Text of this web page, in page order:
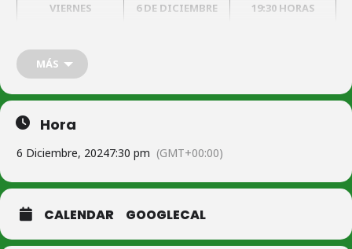
VIERNES
6 DE DICIEMBRE
19:30 HORAS
SÁBADO
DE 2024
VENTA A PARTIR DEL 11 DE NOVIEMBRE
EL CALZONAZOS
Los días 6 y 7 de DICIEMBRE a las 19:30 h.
MÁS
Hora
6 Diciembre, 20247:30 pm (GMT+00:00)
CALENDAR GOOGLECAL